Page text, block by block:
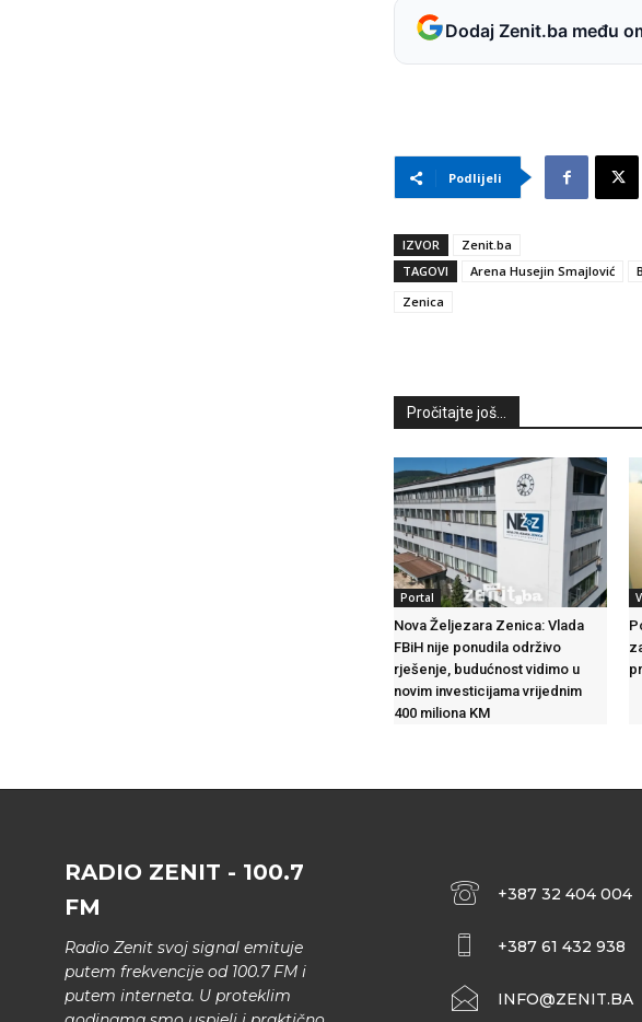
Dodaj Zenit.ba među
Podlijeli
IZVOR
Zenit.ba
TAGOVI
Arena Husejin Smajlović
Zenica
Pročitajte još...
Portal
Nova Željezara Zenica: Vlada
FBiH nije ponudila održivo
rješenje, budućnost vidimo u
novim investicijama vrijednim
400 miliona KM
RADIO ZENIT - 100.7
FM
Radio Zenit svoj signal emituje
putem frekvencije od 100.7 FM i
putem interneta. U proteklim
+387 32 404 004
+387 61 432 938
INFO@ZENIT.BA